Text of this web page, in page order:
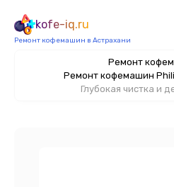
kofe-iq.ru
Ремонт кофемашин в Астрахани
Ремонт
Ремонт кофемашин
Глубокая чистка и